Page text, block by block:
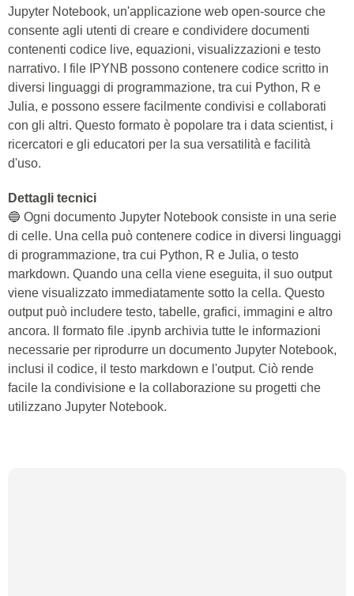
Jupyter Notebook, un'applicazione web open-source che
consente agli utenti di creare e condividere documenti
contenenti codice live, equazioni, visualizzazioni e testo
narrativo. I file IPYNB possono contenere codice scritto in
diversi linguaggi di programmazione, tra cui Python, R e
Julia, e possono essere facilmente condivisi e collaborati
con gli altri. Questo formato è popolare tra i data scientist, i
ricercatori e gli educatori per la sua versatilità e facilità
d'uso.
Dettagli tecnici
🔵 Ogni documento Jupyter Notebook consiste in una serie
di celle. Una cella può contenere codice in diversi linguaggi
di programmazione, tra cui Python, R e Julia, o testo
markdown. Quando una cella viene eseguita, il suo output
viene visualizzato immediatamente sotto la cella. Questo
output può includere testo, tabelle, grafici, immagini e altro
ancora. Il formato file .ipynb archivia tutte le informazioni
necessarie per riprodurre un documento Jupyter Notebook,
inclusi il codice, il testo markdown e l'output. Ciò rende
facile la condivisione e la collaborazione su progetti che
utilizzano Jupyter Notebook.